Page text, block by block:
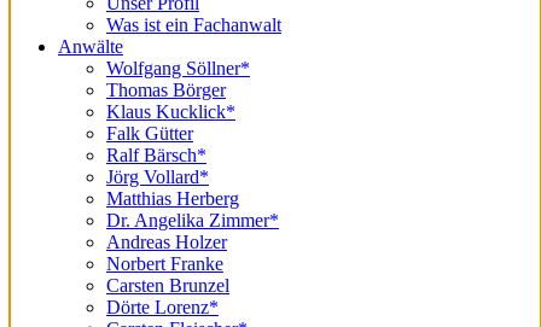
Was ist ein Fachanwalt
Anwälte
Wolfgang Söllner*
Thomas Börger
Klaus Kucklick*
Falk Gütter
Ralf Bärsch*
Jörg Vollard*
Matthias Herberg
Dr. Angelika Zimmer*
Andreas Holzer
Norbert Franke
Carsten Brunzel
Dörte Lorenz*